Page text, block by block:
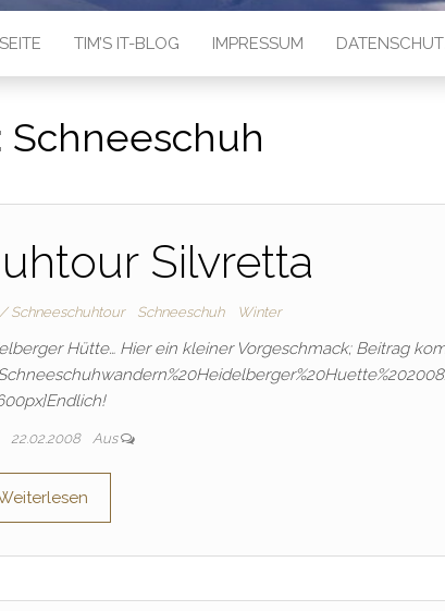
TIM’S IT-BLOG IMPRESSUM
Schneeschuh
Silvretta
Schneeschuhtour Schneeschuh Winter
Hütte… Hier ein kleiner Vorgeschmack; Beitrag
22.02.2008 Aus